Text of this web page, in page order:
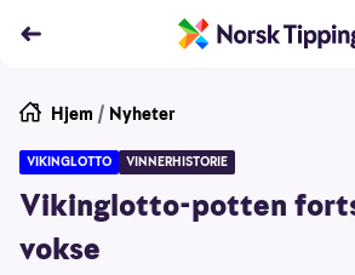
Hjem / Nyheter
VIKINGLOTTO VINNERHISTORIE
Vikinglotto-potten
vokse